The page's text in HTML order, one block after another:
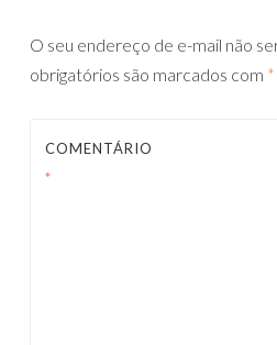
O seu endereço de e-mail não
obrigatórios são marcados com *
COMENTÁRIO
*